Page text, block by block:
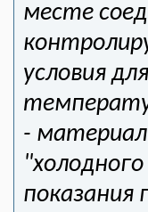
месте
условия
-
показания